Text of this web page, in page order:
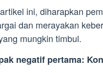
ini, diharapkan
dan merayakan
mungkin timbul.
negatif pertama: